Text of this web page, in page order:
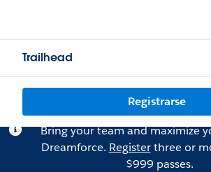
Trailhead
Registrarse
Bring your team and maximize
Dreamforce. Registerthree or
$999 passes.